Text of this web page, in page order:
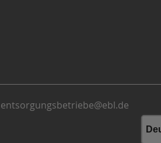
entsorgungsbetriebe@ebl.de